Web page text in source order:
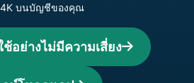
4K บนบัญชีของคุณ
ช้อย่างไม่มีความเสี่ยง